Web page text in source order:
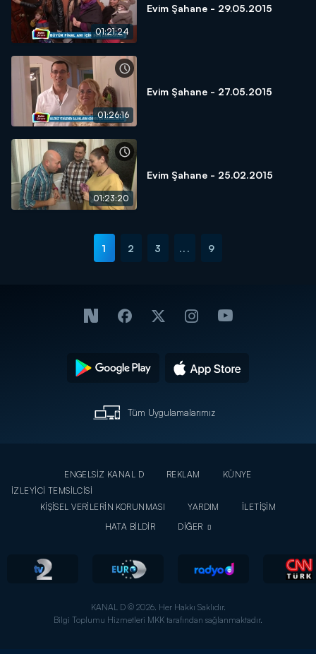
01:21:24
Evim Şahane - 29.05.2015
01:26:16
Evim Şahane - 27.05.2015
01:23:20
Evim Şahane - 25.02.2015
1 2 3 ... 9
Tüm Uygulamalarımız
ENGELSİZ KANAL D REKLAM
KÜNYE
İZLEYİCİ TEMSİLCİSİ
KİŞİSEL VERİLERİN KORUNMASI
YARDIM
İLETİŞİM
HATA BİLDİR
DİĞER
KANAL D © 2026. Her Hakkı Saklıdır.
Bilgi Toplumu Hizmetleri MKK tarafından sağlanmaktadır.